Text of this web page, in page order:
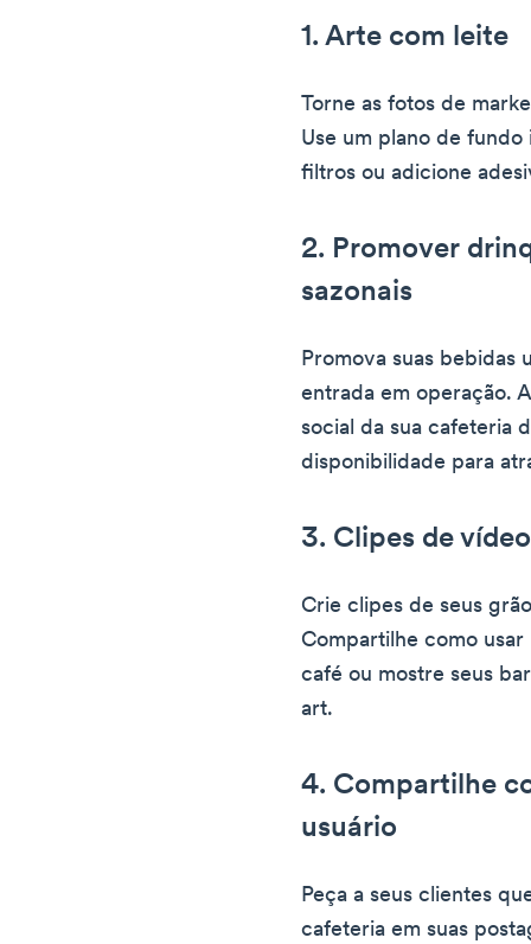
1. Arte com leite
Torne as fotos de
Use um plano de
filtros ou adicione
2. Promover
sazonais
Promova suas bebidas
entrada em operação.
social da sua cafeteria
disponibilidade para
3. Clipes de
Crie clipes de seus
Compartilhe como
café ou mostre seus
art.
4. Compartilhe
usuário
Peça a seus clientes
cafeteria em suas